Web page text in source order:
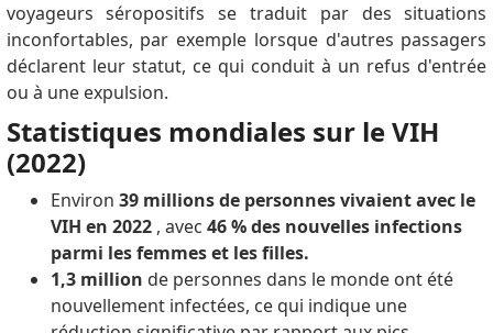
voyageurs séropositifs se traduit par des situations
inconfortables, par exemple lorsque d'autres passagers
déclarent leur statut, ce qui conduit à un refus d'entrée
ou à une expulsion.
Statistiques mondiales sur le VIH
(2022)
Environ 39 millions de personnes vivaient avec le
VIH en 2022, avec 46 % des nouvelles infections
parmi les femmes et les filles.
1,3 million de personnes dans le monde ont été
nouvellement infectées, ce qui indique une